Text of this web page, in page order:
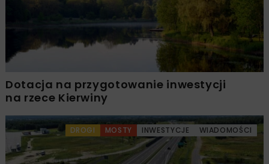
Dotacja na przygotowanie inwestycji
na rzece Kierwiny
DROGI MOSTY INWESTYCJE WIADOMOŚCI